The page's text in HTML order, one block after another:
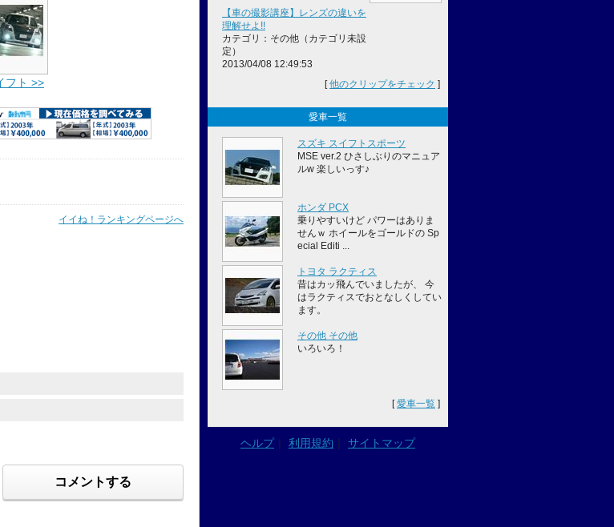
フト >>
イイね！ランキングページへ
コメントする
【車の撮影講座】レンズの違いを
理解せよ!!
カテゴリ：その他（カテゴリ未設
定）
2013/04/08 12:49:53
[他のクリップをチェック ]
愛車一覧
スズキ スイフトスポーツ
MSE ver.2 ひさしぶりのマニュア
ルw 楽しいっす♪
ホンダ PCX
乗りやすいけど パワーはありま
せんｗ ホイールをゴールドの Sp
ecial Editi ...
トヨタ ラクティス
昔はカッ飛んでいましたが、 今
はラクティスでおとなしくしてい
ます。
その他 その他
いろいろ！
[愛車一覧 ]
ヘルプ｜ 利用規約 ｜ サイトマップ